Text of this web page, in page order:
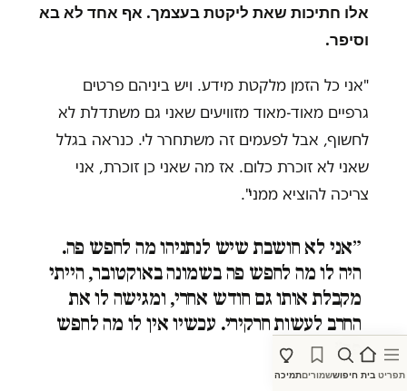
תפריט בית חיפוששמוריםתמיכה
אלו חתיכות שאת ליקטת בעצמך. אף אחד לא בא
וסיפר.
"אני כל הזמן מלקטת מידע. ויש ביניהם פרטים
גרפיים מאוד-מאוד מזוויעים שאני גם משתדלת לא
לחשוף, אבל לפעמים זה משתחרר לי. כנראה בגלל
שאני לא זוכרת כלום. אז מה שאני כן זוכרת, אני
צריכה להוציא ממני".
״אני לא חושבת שיש לנתניהו מה לחפש פה.
היה לו מה לחפש פה בשמונה באוקטובר, הייתי
מקבלת אותו גם חודש אחרי, ומגישה לו את
החרב לעשות חרקירי. עכשיו אין לו מה לחפש
פה״